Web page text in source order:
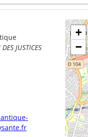
JUSTICES
+
−